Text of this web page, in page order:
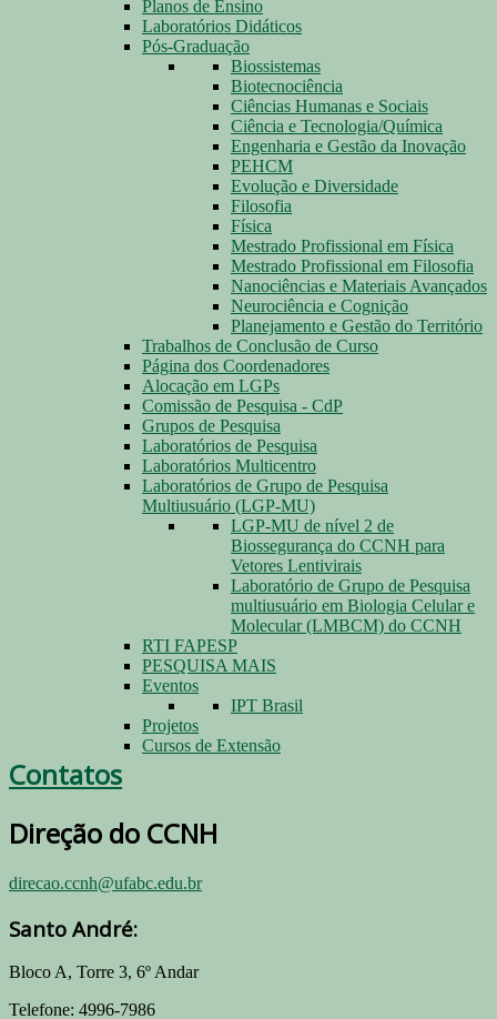
Planos de Ensino
Laboratórios Didáticos
Pós-Graduação
Biossistemas
Biotecnociência
Ciências Humanas e Sociais
Ciência e Tecnologia/Química
Engenharia e Gestão da Inovação
PEHCM
Evolução e Diversidade
Filosofia
Física
Mestrado Profissional em Física
Mestrado Profissional em Filosofia
Nanociências e Materiais Avançados
Neurociência e Cognição
Planejamento e Gestão do Território
Trabalhos de Conclusão de Curso
Página dos Coordenadores
Alocação em LGPs
Comissão de Pesquisa - CdP
Grupos de Pesquisa
Laboratórios de Pesquisa
Laboratórios Multicentro
Laboratórios de Grupo de Pesquisa
Multiusuário (LGP-MU)
LGP-MU de nível 2 de
Biossegurança do CCNH para
Vetores Lentivirais
Laboratório de Grupo de Pesquisa
multiusuário em Biologia Celular e
Molecular (LMBCM) do CCNH
RTI FAPESP
PESQUISA MAIS
Eventos
IPT Brasil
Projetos
Cursos de Extensão
Contatos
Direção do CCNH
direcao.ccnh@ufabc.edu.br
Santo André:
Bloco A, Torre 3, 6º Andar
Telefone: 4996-7986